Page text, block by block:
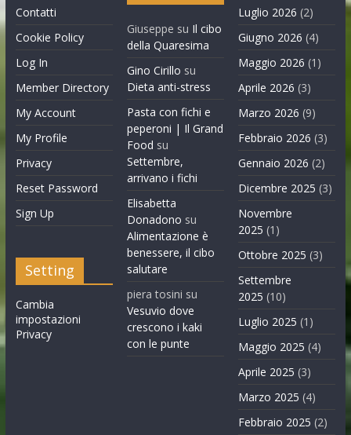
Contatti
Cookie Policy
Log In
Member Directory
My Account
My Profile
Privacy
Reset Password
Sign Up
Setting
Cambia
impostazioni
Privacy
Giuseppe su Il cibo
della Quaresima
Gino Cirillo su
Dieta anti-stress
Pasta con fichi e
peperoni | Il Grand
Food su
Settembre,
arrivano i fichi
Elisabetta
Donadono su
Alimentazione è
benessere, il cibo
salutare
piera tosini su
Vesuvio dove
crescono i kaki
con le punte
Luglio 2026 (2)
Giugno 2026 (4)
Maggio 2026 (1)
Aprile 2026 (3)
Marzo 2026 (9)
Febbraio 2026 (3)
Gennaio 2026 (2)
Dicembre 2025 (3)
Novembre
2025 (1)
Ottobre 2025 (3)
Settembre
2025 (10)
Luglio 2025 (1)
Maggio 2025 (4)
Aprile 2025 (3)
Marzo 2025 (4)
Febbraio 2025 (2)